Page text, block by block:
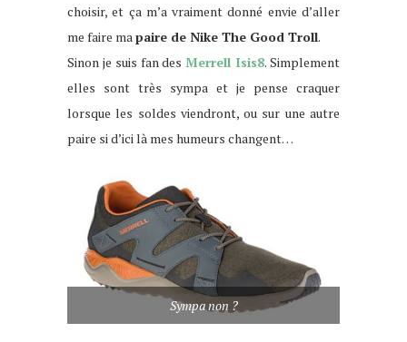
choisir, et ça m’a vraiment donné envie d’aller
me faire ma paire de Nike The Good Troll.
Sinon je suis fan des Merrell Isis8. Simplement
elles sont très sympa et je pense craquer
lorsque les soldes viendront, ou sur une autre
paire si d’ici là mes humeurs changent…
Sympa non ?